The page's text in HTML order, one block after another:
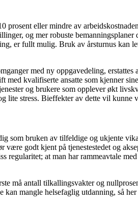
eller mindre av
og mer robuste
er fullt mulig. Bruk av årsturnus kan
med ny oppgavedeling,
med kvalifiserte ansatte som kjenner
og brukere som opplever økt
lite stress. Bieffekter av dette vil
som bruken av tilfeldige og ukjente
godt kjent på tjenestestedet og
regularitet; at man har rammeavtale
må antall tilkallingsvakter og
mangle helsefaglig utdanning, så